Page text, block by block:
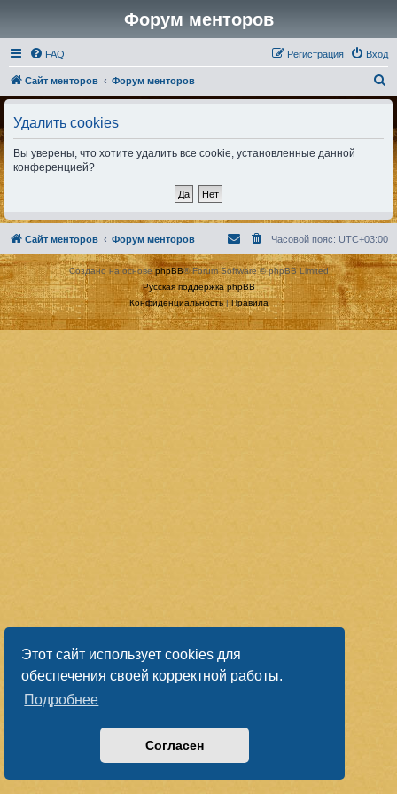
Этот сайт использует cookies для
обеспечения своей корректной работы.
Подробнее
Согласен
Форум менторов
FAQ Вход
Регистрация
Сайт менторов Форум менторов
о
Удалить cookies
Вы уверены, что хотите удалить все cookie, установленные данной
конференцией?
Сайт менторов Форум менторов Часовой пояс: UTC+03:00
Создано на основеphpBB® Forum Software © phpBB Limited
Русская поддержка phpBB
Конфиденциальность|Правила